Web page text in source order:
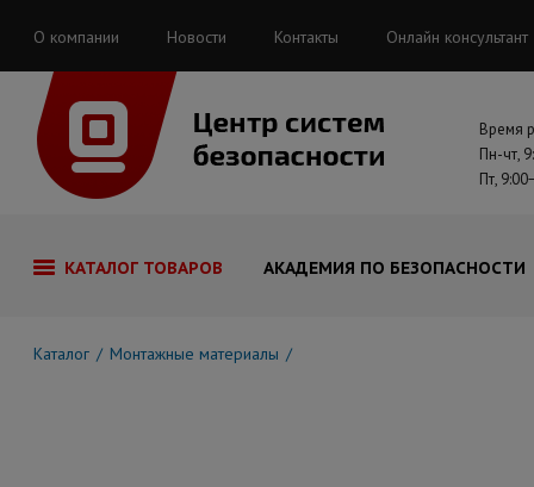
О компании Новости Контакты Онлайн консультант
Время
Пн-чт,
Пт,
КАТАЛОГ ТОВАРОВ АКАДЕМИЯ ПО БЕЗОПАСНОСТИ
Каталог Монтажные материалы